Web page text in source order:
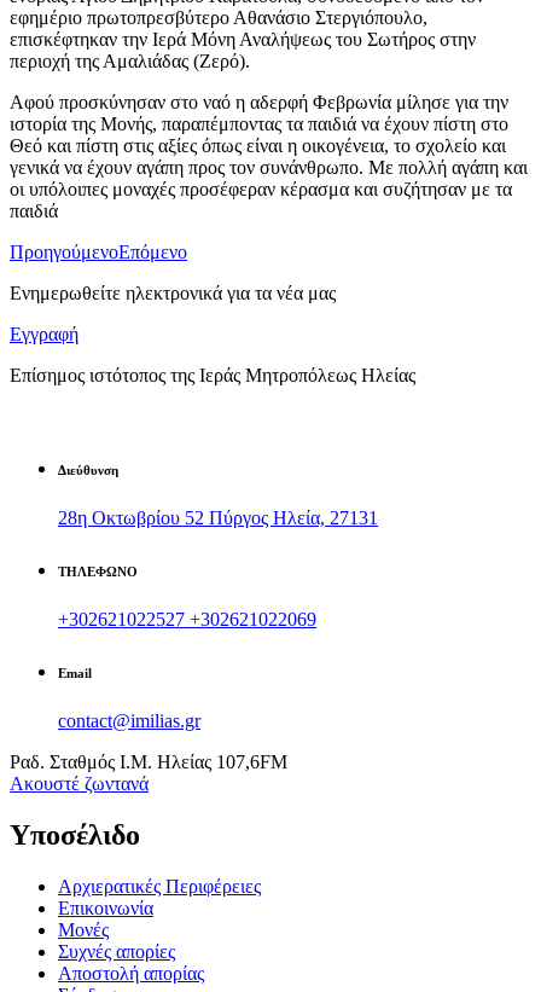
εφημέριο πρωτοπρεσβύτερο Αθανάσιο Στεργιόπουλο,
επισκέφτηκαν την Ιερά Μόνη Αναλήψεως του Σωτήρος στην
περιοχή της Αμαλιάδας (Ζερό).
Αφού προσκύνησαν στο ναό η αδερφή Φεβρωνία μίλησε για την
ιστορία της Μονής, παραπέμποντας τα παιδιά να έχουν πίστη στο
Θεό και πίστη στις αξίες όπως είναι η οικογένεια, το σχολείο και
γενικά να έχουν αγάπη προς τον συνάνθρωπο. Με πολλή αγάπη και
οι υπόλοιπες μοναχές προσέφεραν κέρασμα και συζήτησαν με τα
παιδιά
ΠροηγούμενοΕπόμενο
Ενημερωθείτε ηλεκτρονικά για τα νέα μας
Εγγραφή
Επίσημος ιστότοπος της Ιεράς Μητροπόλεως Ηλείας
Διεύθυνση
28η Οκτωβρίου 52 Πύργος Ηλεία, 27131
ΤΗΛΕΦΩΝΟ
+302621022527 +302621022069
Email
contact@imilias.gr
Ραδ. Σταθμός Ι.Μ. Ηλείας 107,6FM
Aκουστέ ζωντανά
Υποσέλιδο
Αρχιερατικές Περιφέρειες
Επικοινωνία
Μονές
Συχνές απορίες
Αποστολή απορίας